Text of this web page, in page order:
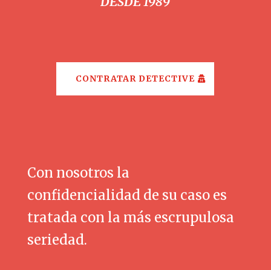
CONTRATAR DETECTIVE
Con nosotros la
confidencialidad de su caso es
tratada con la más escrupulosa
seriedad.